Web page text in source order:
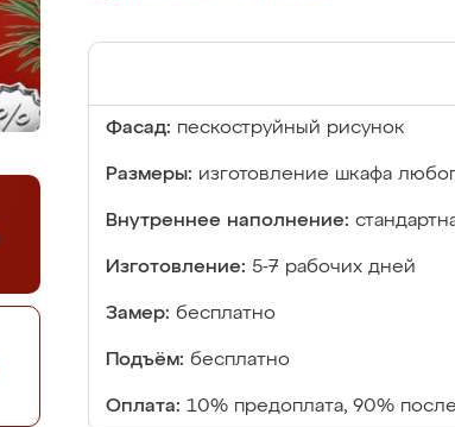
Фасад: пескоструйный рисунок
Размеры: изготовление шкафа
Внутреннее наполнение:
Изготовление: 5-7 рабочих дней
Замер: бесплатно
Подъём: бесплатно
Оплата: 10% предоплата, 90%